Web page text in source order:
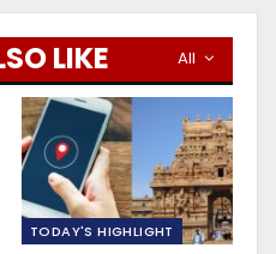
All
LIKE
TODAY'S HIGHLIGHT